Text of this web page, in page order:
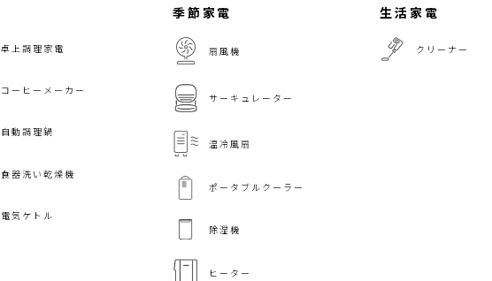
卓上調理家電
コーヒーメーカー
自動調理鍋
食器洗い乾燥機
電気ケトル
季節家電
扇風機
サーキュレーター
温冷風扇
ポータブルクーラー
除湿機
ヒーター
生活家電
クリーナー